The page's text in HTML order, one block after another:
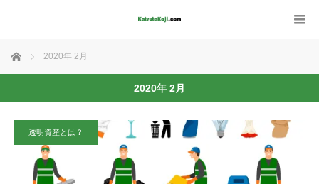
ホーム 2020年 2月
2020年 2月
透明資産とは？